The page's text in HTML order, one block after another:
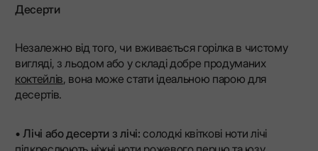
Десерти
Незалежно від того, чи вживається горілка в чистому
вигляді, з льодом або у складі добре продуманих
коктейлів, вона може стати ідеальною парою для
десертів.
• Лічі або десерти з лічі: солодкі квіткові ноти лічі